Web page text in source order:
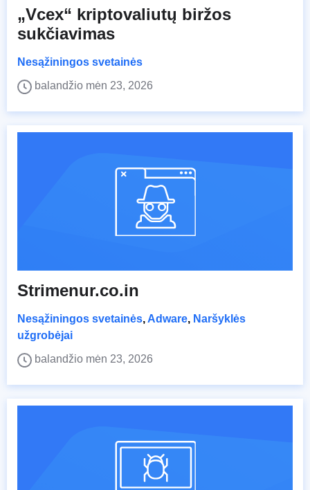
„Vcex“ kriptovaliutų biržos
sukčiavimas
Nesąžiningos svetainės
balandžio mėn 23, 2026
Strimenur.co.in
Nesąžiningos svetainės, Adware, Naršyklės
užgrobėjai
balandžio mėn 23, 2026